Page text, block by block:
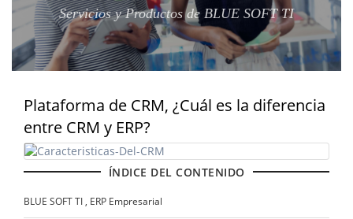
Servicios y Productos de BLUE SOFT TI
Plataforma de CRM, ¿Cuál es la diferencia
entre CRM y ERP?
ÍNDICE DEL CONTENIDO
BLUE SOFT TI , ERP Empresarial